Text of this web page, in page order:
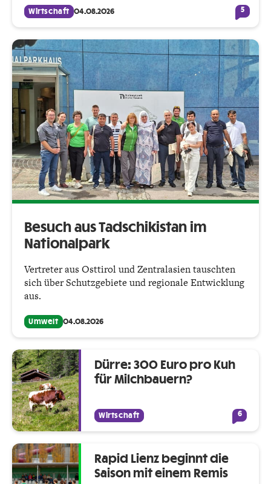
Wirtschaft 04.08.2026 5
Besuch aus Tadschikistan im
Nationalpark
Vertreter aus Osttirol und Zentralasien tauschten
sich über Schutzgebiete und regionale Entwicklung
aus.
Umwelt 04.08.2026
Dürre: 300 Euro pro Kuh
für Milchbauern?
Wirtschaft 6
Rapid Lienz beginnt die
Saison mit einem Remis